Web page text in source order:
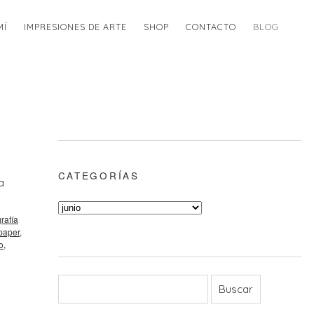
IMPRESIONES DE ARTE SHOP CONTACTO BLOG
,
,
CATEGORÍAS